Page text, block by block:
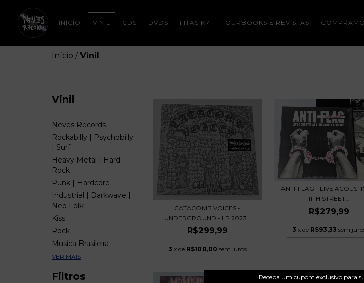
Receba um cupom exclusivo para
INÍCIO VINIL CDS DVDS FITAS K7 TOURBOOKS E REVISTAS
Início / Vinil
Vinil
Neves Records
Rockabilly | Psychobilly
| Surf
Heavy Metal | Hard
Rock
Punk | Hardcore
Industrial | Darkwave |
Neo Folk
Kiss
Rock
Musica Brasileira
VER MAIS
Filtros
CATACOMB VOICES -
UNDERGROUND - LP 2023...
R$299,99
3 x de R$100,00 sem juros
ANTI-FLAG - LIVE
11TH STREET...
R$279,99
3 x de R$93,33 sem